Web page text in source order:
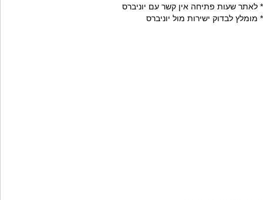
* לאתר שעות פתיחה אין קשר עם יוניברס
* מומלץ לבדוק ישירות מול יוניברס